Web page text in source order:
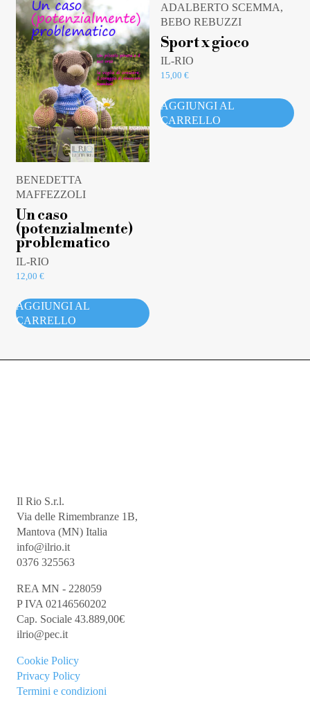
BENEDETTA
MAFFEZZOLI
Un caso
(potenzialmente)
problematico
IL-RIO
12,00 €
AGGIUNGI AL
CARRELLO
ADALBERTO SCEMMA,
BEBO REBUZZI
Sport x gioco
IL-RIO
15,00€
AGGIUNGI AL
CARRELLO
Il Rio S.r.l.
Via delle Rimembranze 1B,
Mantova (MN) Italia
info@ilrio.it
0376 325563
REA MN - 228059
P IVA 02146560202
Cap. Sociale 43.889,00€
ilrio@pec.it
Cookie Policy
Privacy Policy
Termini e condizioni